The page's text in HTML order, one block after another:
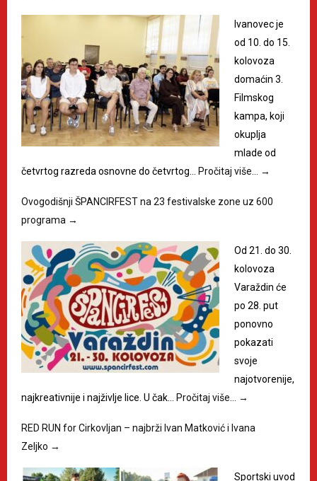
Ivanovec je
od 10. do 15.
kolovoza
domaćin 3.
Filmskog
kampa, koji
okuplja
mlade od
četvrtog razreda osnovne do četvrtog…
Pročitaj više… →
Ovogodišnji ŠPANCIRFEST na 23 festivalske zone uz 600
programa →
Od 21. do 30.
kolovoza
Varaždin će
po 28. put
ponovno
pokazati
svoje
najotvorenije,
najkreativnije i najživlje lice. U čak…
Pročitaj više… →
RED RUN for Cirkovljan – najbrži Ivan Matković i Ivana
Zeljko →
Sportski uvod